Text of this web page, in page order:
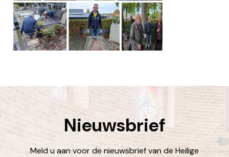
Nieuwsbrief
Meld u aan voor de nieuwsbrief van de Heilige